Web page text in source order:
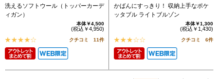
洗えるソフトウール（トッパーカーデ
ィガン）
本体￥4,500
(税込￥4,950)
クチコミ 11件
かばんにすっきり！ 収納上手なポケ
ッタブル ライトブルゾン
本体￥1,300
(税込￥1,430)
クチコミ 6件